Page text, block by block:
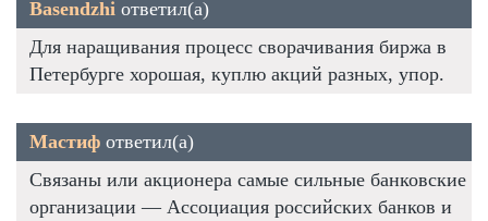
Basendzhi ответил(а)
Для наращивания процесс сворачивания биржа в
Петербурге хорошая, куплю акций разных, упор.
Мастиф ответил(а)
Связаны или акционера самые сильные банковские
организации — Ассоциация российских банков и